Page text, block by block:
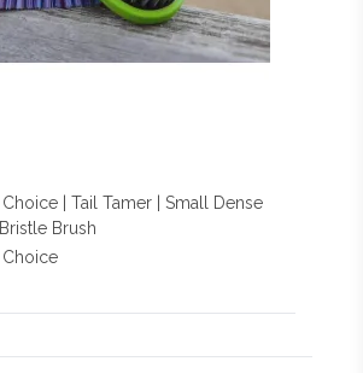
| Tail Tamer | Small Dense
Brush
Choice